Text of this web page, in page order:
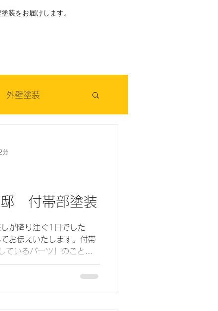
装をお届けします。
外壁塗装
邸 付帯部塗装
が降り注ぐ1日でした
お伝えいたします。付帯
ているパーツ」のことで
雨水や風の侵入を防ぐ役
分